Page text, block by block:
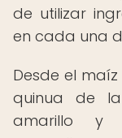
de utilizar
en cada una
Desde el
quinua de
amarillo y